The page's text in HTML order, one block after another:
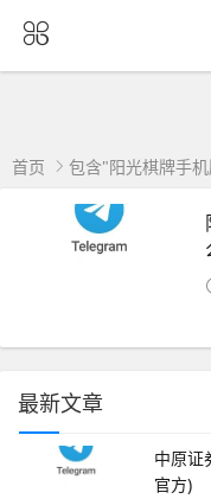
首页 包含"阳光棋牌手
最新文章
中原证
官方)